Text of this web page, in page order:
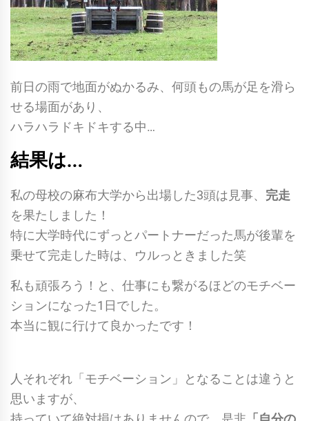
前日の雨で地面がぬかるみ、何頭もの馬が足を滑ら
せる場面があり、
ハラハラドキドキする中…
結果は…
私の母校の麻布大学から出場した3頭は見事、 完走
を果たしました！
特に大学時代にずっとパートナーだった馬が後輩を
乗せて完走した時は、ウルっときました笑
私も頑張ろう！と、仕事にも繋がるほどのモチベー
ションになった1日でした。
本当に観に行けて良かったです！
人それぞれ「モチベーション」となることは違うと
思いますが、